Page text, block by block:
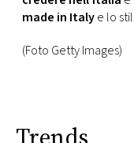
made in Italye lo
(Foto Getty Images)